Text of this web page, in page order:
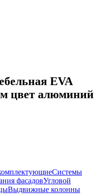
EVA
цвет алюминий
Системы
фасадовУгловой
Выдвижные колонны